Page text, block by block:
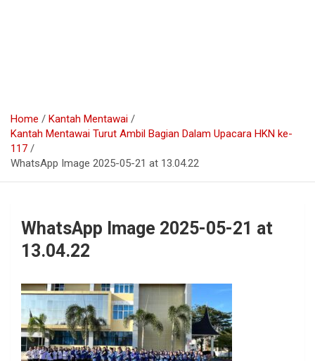
Home
Kantah Mentawai
Kantah Mentawai Turut Ambil Bagian Dalam Upacara HKN ke-
117
WhatsApp Image 2025-05-21 at 13.04.22
WhatsApp Image 2025-05-21 at
13.04.22